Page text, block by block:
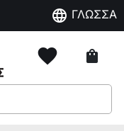
language ΓΛΩΣΣΑ
favorite shopping_bag